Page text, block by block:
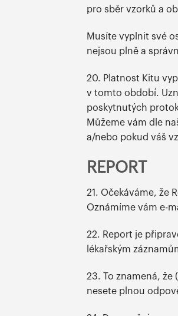
pro sběr vzorků a
Musíte vyplnit své
nejsou plně a
20. Platnost Kitu
v tomto období.
poskytnutých
Můžeme vám dle
a/nebo pokud váš
REPORT
21. Očekáváme, že
Oznámíme vám e-
22. Report je
lékařským
23. To znamená,
nesete plnou